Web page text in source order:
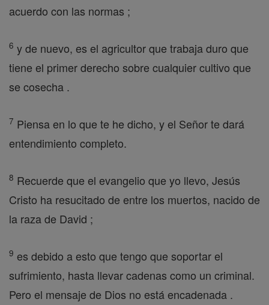
acuerdo con las normas ;
6 y de nuevo, es el agricultor que trabaja duro que
tiene el primer derecho sobre cualquier cultivo que
se cosecha .
7 Piensa en lo que te he dicho, y el Señor te dará
entendimiento completo.
8 Recuerde que el evangelio que yo llevo, Jesús
Cristo ha resucitado de entre los muertos, nacido de
la raza de David ;
9 es debido a esto que tengo que soportar el
sufrimiento, hasta llevar cadenas como un criminal.
Pero el mensaje de Dios no está encadenada .